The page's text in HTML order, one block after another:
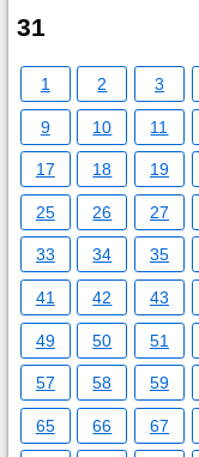
31
1 2 3
9 10 11
17 18 19
25 26 27
33 34 35
41 42 43
49 50 51
57 58 59
65 66 67